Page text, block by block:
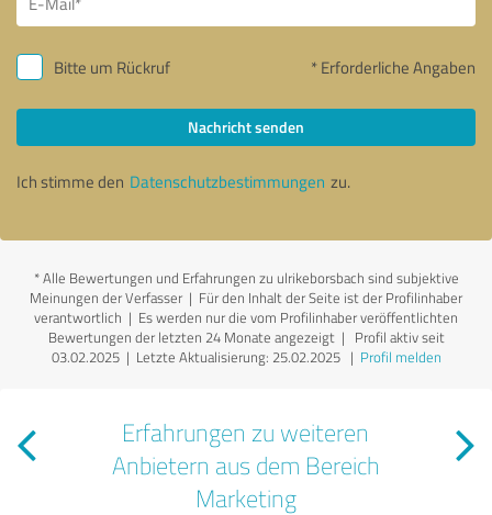
Bitte um Rückruf * Erforderliche Angaben
Nachricht senden
Ich stimme den Datenschutzbestimmungen zu.
*Alle Bewertungen und Erfahrungen zu ulrikeborsbach sind subjektive
Meinungen der Verfasser | Für den Inhalt der Seite ist der Profilinhaber
verantwortlich | Es werden nur die vom Profilinhaber veröffentlichten
Bewertungen der letzten 24 Monate angezeigt | Profil aktiv seit
03.02.2025 | Letzte Aktualisierung: 25.02.2025| Profil melden
Erfahrungen zu weiteren
Anbietern aus dem Bereich
Marketing